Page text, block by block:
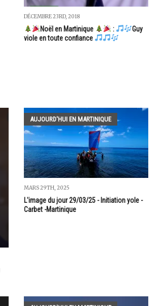
DÉCEMBRE 23RD, 2018
Noël en Martinique :
Guy
viole en toute confiance
AUJOURD'HUI EN MARTINIQUE
MARS 29TH, 2025
L'image du jour 29/03/25 - Initiation yole -
Carbet -Martinique